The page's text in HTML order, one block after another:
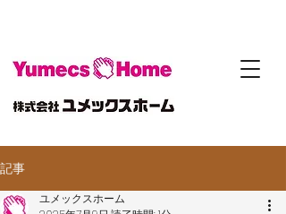
記事
ユメックスホーム